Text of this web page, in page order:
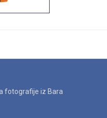
fotografije iz Bara